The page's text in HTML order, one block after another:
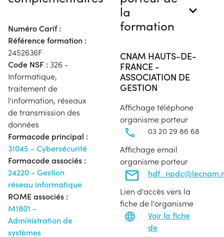
Numéro Carif :
Référence formation :
2452636F
Code NSF : 326 -
Informatique,
traitement de
l'information, réseaux
de transmission des
données
Formacode principal :
31045 - Cybersécurité
Formacode associés :
24220 - Gestion
réseau informatique
ROME associés :
M1801 -
Administration de
systèmes
la
formation
CNAM HAUTS-DE-
FRANCE -
ASSOCIATION DE
GESTION
Affichage téléphone
organisme porteur
03 20 29 86 68
Affichage email
organisme porteur
Lien d'accès vers la
fiche de l'organisme
Voir la fiche
de